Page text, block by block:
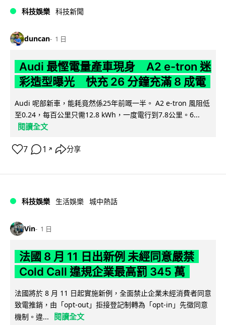
科技娛樂 科技新聞
duncan 1 日
Audi 最慳電量產車現身 A2 e-tron 迷
彩造型曝光 快充 26 分鐘充滿 8 成電
Audi 呢部新車，能耗竟然係25年前嘅一半。 A2 e-tron 風阻低
至0.24，每百公里只需12.8 kWh，一度電行到7.8公里。6...
閱讀全文
7 1 ↗ 分享
科技娛樂 生活娛樂 城中熱話
Vin 1 日
法國 8 月 11 日出新例 未經同意嚴禁
Cold Call 違規企業最高罰 345 萬
法國將於 8 月 11 日起實施新例，全面禁止企業未經消費者同意
致電推銷，由「opt-out」拒接登記制轉為「opt-in」先徵同意
機制。違...
閱讀全文